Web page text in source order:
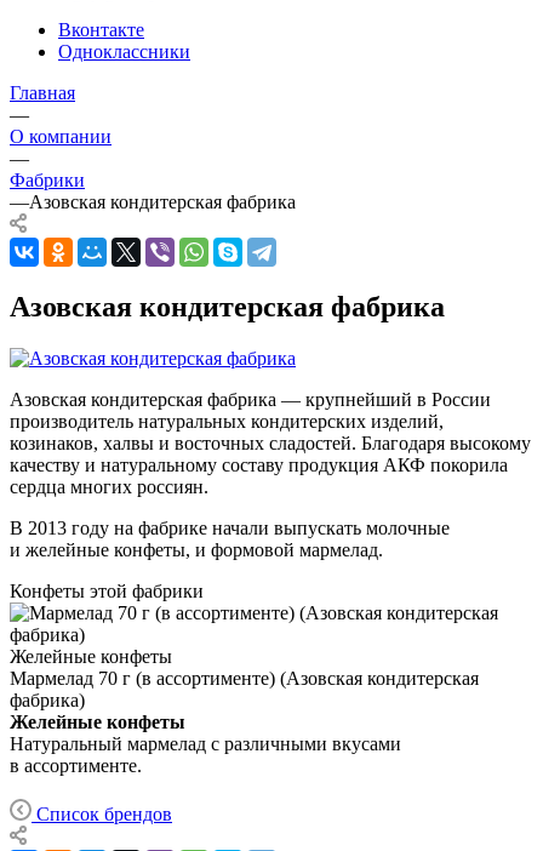
Вконтакте
Одноклассники
Главная
—
О компании
—
Фабрики
—Азовская кондитерская фабрика
Азовская кондитерская фабрика
Азовская кондитерская фабрика — крупнейший в России
производитель натуральных кондитерских изделий,
козинаков, халвы и восточных сладостей. Благодаря высокому
качеству и натуральному составу продукция АКФ покорила
сердца многих россиян.
В 2013 году на фабрике начали выпускать молочные
и желейные конфеты, и формовой мармелад.
Конфеты этой фабрики
Желейные конфеты
Мармелад 70 г (в ассортименте) (Азовская кондитерская
фабрика)
Желейные конфеты
Натуральный мармелад с различными вкусами
в ассортименте.
Список брендов